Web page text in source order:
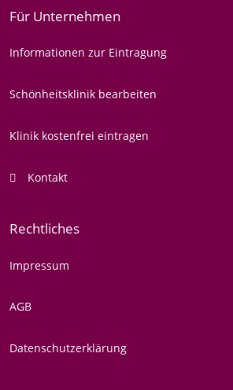
Für Unternehmen
Informationen zur Eintragung
Schönheitsklinik bearbeiten
Klinik kostenfrei eintragen
Kontakt
Rechtliches
Impressum
AGB
Datenschutzerklärung